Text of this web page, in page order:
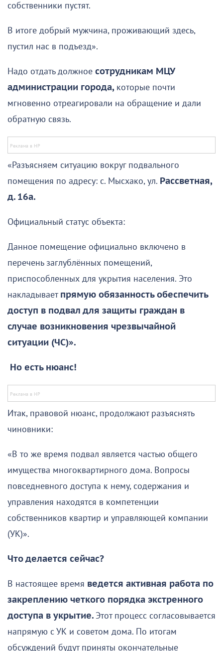
собственники пустят.
В итоге добрый мужчина, проживающий здесь,
пустил нас в подъезд».
Надо отдать должное сотрудникам МЦУ
администрации города, которые почти
мгновенно отреагировали на обращение и дали
обратную связь.
«Разъясняем ситуацию вокруг подвального
помещения по адресу: с. Мысхако, ул. Рассветная,
д. 16а.
Официальный статус объекта:
Данное помещение официально включено в
перечень заглублённых помещений,
приспособленных для укрытия населения. Это
накладываетпрямую обязанность обеспечить
доступ в подвал для защиты граждан в
случае возникновения чрезвычайной
ситуации (ЧС)».
Но есть нюанс!
Итак, правовой нюанс, продолжают разъяснять
чиновники:
«В то же время подвал является частью общего
имущества многоквартирного дома. Вопросы
повседневного доступа к нему, содержания и
управления находятся в компетенции
собственников квартир и управляющей компании
(УК)».
Что делается сейчас?
В настоящее время ведется активная работа по
закреплению четкого порядка экстренного
доступа в укрытие. Этот процесс согласовывается
напрямую с УК и советом дома. По итогам
обсуждений будут приняты окончательные